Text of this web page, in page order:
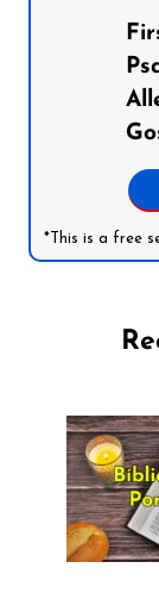
*This is a free